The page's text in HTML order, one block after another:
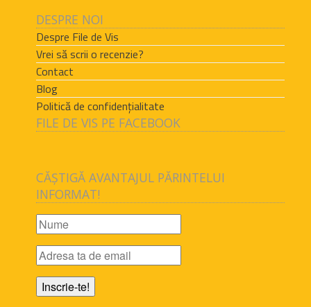
DESPRE NOI
Despre File de Vis
Vrei să scrii o recenzie?
Contact
Blog
Politică de confidențialitate
FILE DE VIS PE FACEBOOK
CĂȘTIGĂ AVANTAJUL PĂRINTELUI
INFORMAT!